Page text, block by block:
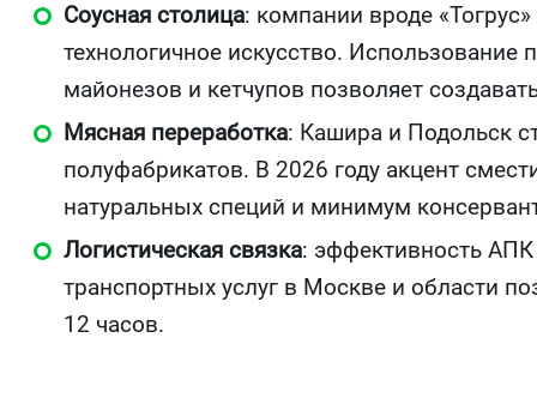
Соусная столица: компании вроде
технологичное искусство.
майонезов и кетчупов позволяет
Мясная переработка: Кашира и Подольск
полуфабрикатов. В 2026 году акцент
натуральных специй и минимум
Логистическая связка: эффективность АПК
транспортных услуг в Москве и области
12 часов.